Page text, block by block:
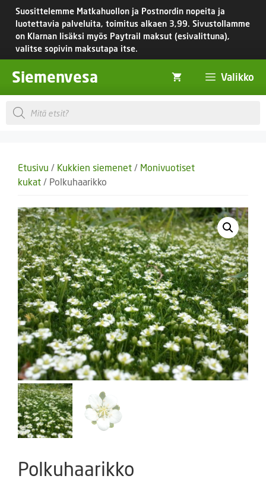
Siirry
sisältöön
Suosittelemme Matkahuollon ja Postnordin nopeita ja
luotettavia palveluita, toimitus alkaen 3,99. Sivustollamme
on Klarnan lisäksi myös Paytrail maksut (esivalittuna),
valitse sopivin maksutapa itse.
Siemenvesa Valikko
Products
search
Etusivu / Kukkien siemenet / Monivuotiset
kukat / Polkuhaarikko
Polkuhaarikko